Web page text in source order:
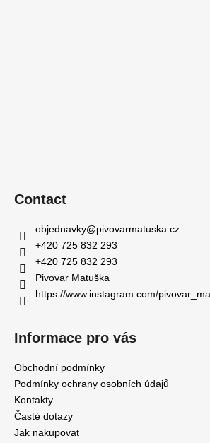
Contact
objednavky@pivovarmatuska.cz
+420 725 832 293
+420 725 832 293
Pivovar Matuška
https://www.instagram.com/
Informace pro vás
Obchodní podmínky
Podmínky ochrany osobních údajů
Kontakty
Časté dotazy
Jak nakupovat